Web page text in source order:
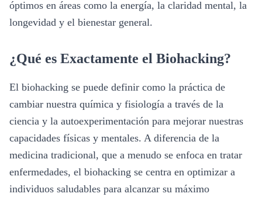
óptimos en áreas como la energía, la claridad mental, la
longevidad y el bienestar general.
¿Qué es Exactamente el Biohacking?
El biohacking se puede definir como la práctica de
cambiar nuestra química y fisiología a través de la
ciencia y la autoexperimentación para mejorar nuestras
capacidades físicas y mentales. A diferencia de la
medicina tradicional, que a menudo se enfoca en tratar
enfermedades, el biohacking se centra en optimizar a
individuos saludables para alcanzar su máximo